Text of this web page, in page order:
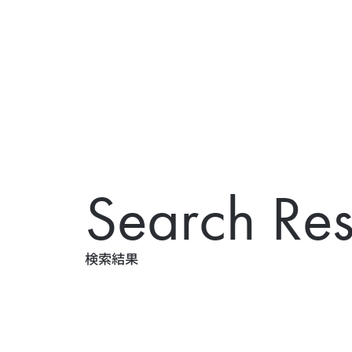
Search Res
検索結果